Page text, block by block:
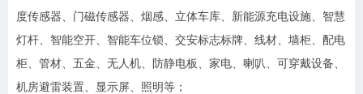
度传感器、门磁传感器、烟感、立体车库、新能源充电设施、智慧
灯杆、智能空开、智能车位锁、交安标志标牌、线材、墙柜、配电
柜、管材、五金、无人机、防静电板、家电、喇叭、可穿戴设备、
机房避雷装置、显示屏、照明等；